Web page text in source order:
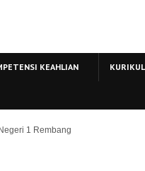
KEAHLIAN